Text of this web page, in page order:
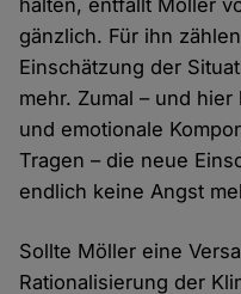
gänzlich. Für ihn
Einschätzung der
mehr. Zumal – und
und emotionale
Tragen – die neue
endlich keine Angst
Sollte Möller eine
Rationalisierung der